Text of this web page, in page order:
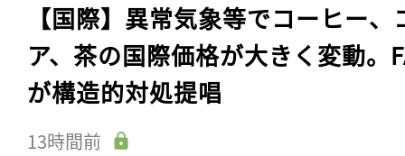
【国際】異常気象等でコーヒー、
ア、茶の国際価格が大きく変動。
が構造的対処提唱
13時間前